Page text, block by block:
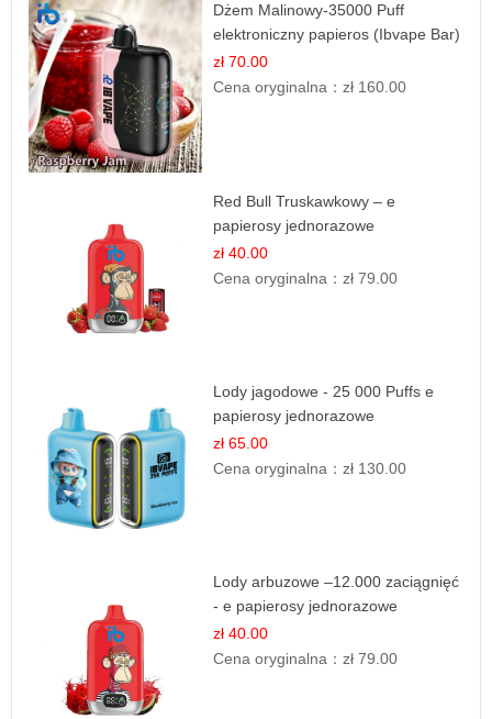
Dżem Malinowy-35000 Puff
elektroniczny papieros (Ibvape Bar)
zł 70.00
Cena oryginalna：zł 160.00
Red Bull Truskawkowy – e
papierosy jednorazowe
zł 40.00
Cena oryginalna：zł 79.00
Lody jagodowe - 25 000 Puffs e
papierosy jednorazowe
zł 65.00
Cena oryginalna：zł 130.00
Lody arbuzowe –12.000 zaciągnięć
- e papierosy jednorazowe
zł 40.00
Cena oryginalna：zł 79.00